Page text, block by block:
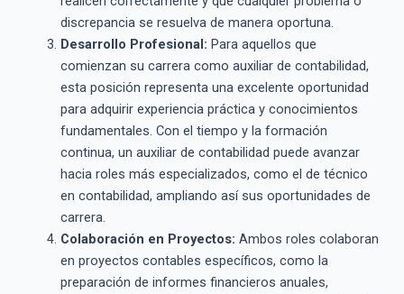
discrepancia se resuelva de manera oportuna.
Desarrollo Profesional: Para aquellos que
comienzan su carrera como auxiliar de contabilidad,
esta posición representa una excelente oportunidad
para adquirir experiencia práctica y conocimientos
fundamentales. Con el tiempo y la formación
continua, un auxiliar de contabilidad puede avanzar
hacia roles más especializados, como el de técnico
en contabilidad, ampliando así sus oportunidades de
carrera.
Colaboración en Proyectos: Ambos roles colaboran
en proyectos contables específicos, como la
preparación de informes financieros anuales,